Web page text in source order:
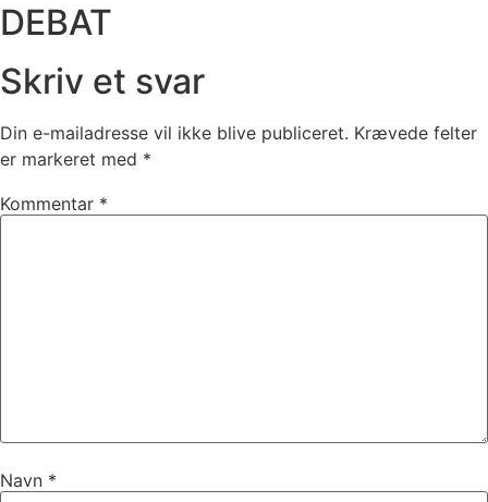
DEBAT
Skriv et svar
Din e-mailadresse vil ikke blive publiceret. Krævede felter
er markeret med *
Kommentar *
Navn *